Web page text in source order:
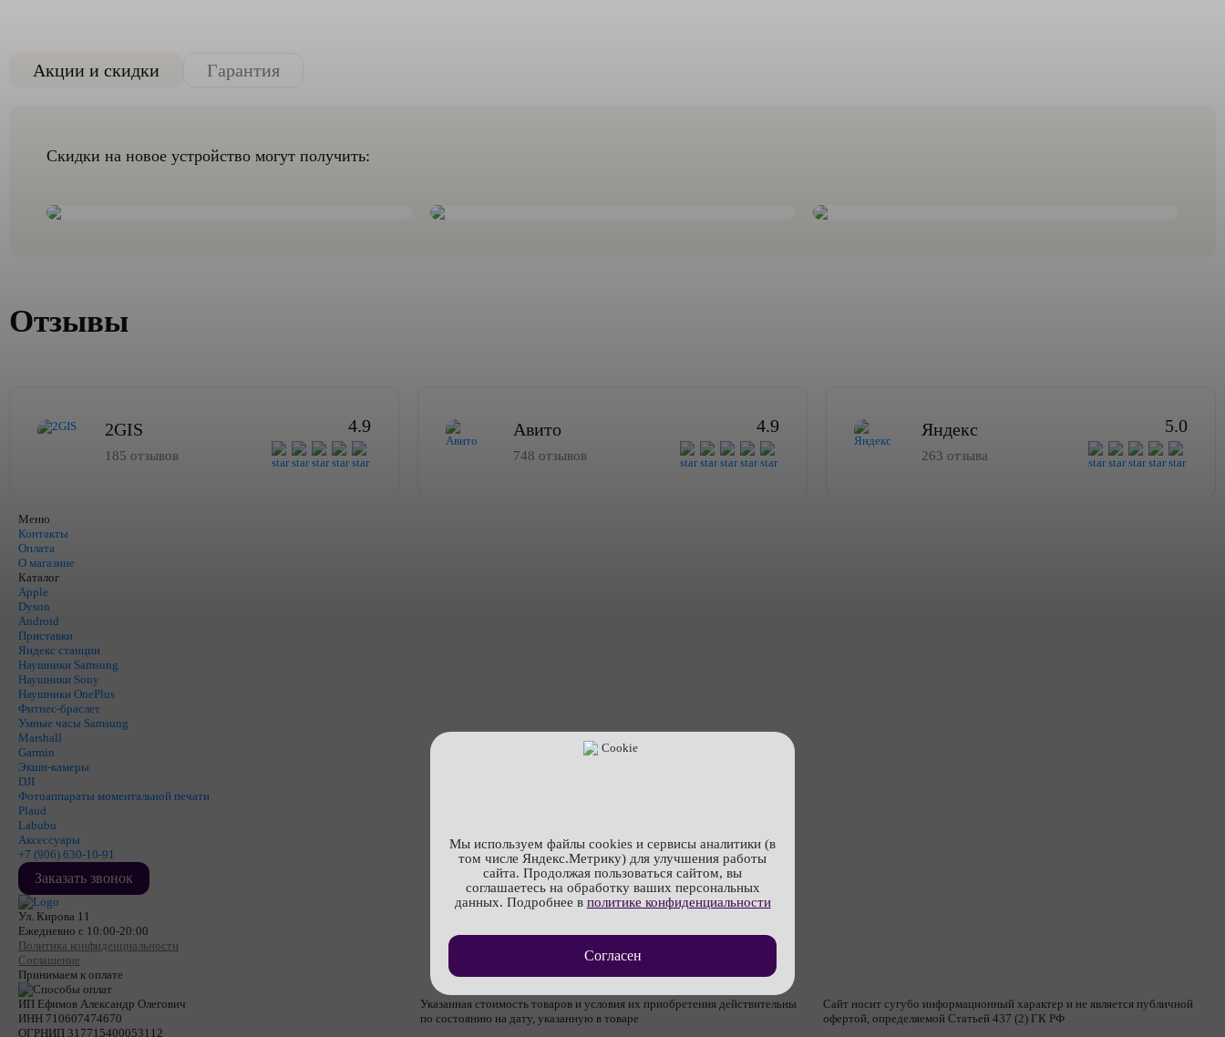
Акции и скидки Гарантия
Скидки на новое устройство могут получить:
Отзывы
2GIS
185 отзывов
4.9 Авито
748 отзывов
4.9 Яндекс
263 отзыва
5.0
Меню
Контакты
Оплата
О магазине
Каталог
Apple
Dyson
Android
Приставки
Яндекс станции
Наушники Samsung
Наушники Sony
Наушники OnePlus
Фитнес-браслет
Умные часы Samsung
Marshall
Garmin
Экшн-камеры
DJI
Фотоаппараты моментальной печати
Plaud
Labubu
Аксессуары
+7 (906) 630-10-91
Заказать звонок
Ул. Кирова 11
Ежедневно с 10:00-20:00
Политика конфиденциальности
Соглашение
Принимаем к оплате
ИП Ефимов Александр Олегович
ИНН 710607474670
ОГРНИП 317715400053112
Указанная стоимость товаров и условия их приобретения действительны
по состоянию на дату, указанную в товаре
Сайт носит сугубо информационный характер и не является публичной
офертой, определяемой Статьей 437 (2) ГК РФ
Мы используем файлы cookies и сервисы аналитики (в
том числе Яндекс.Метрику) для улучшения работы
сайта. Продолжая пользоваться сайтом, вы
соглашаетесь на обработку ваших персональных
данных. Подробнее в политике конфиденциальности
Согласен